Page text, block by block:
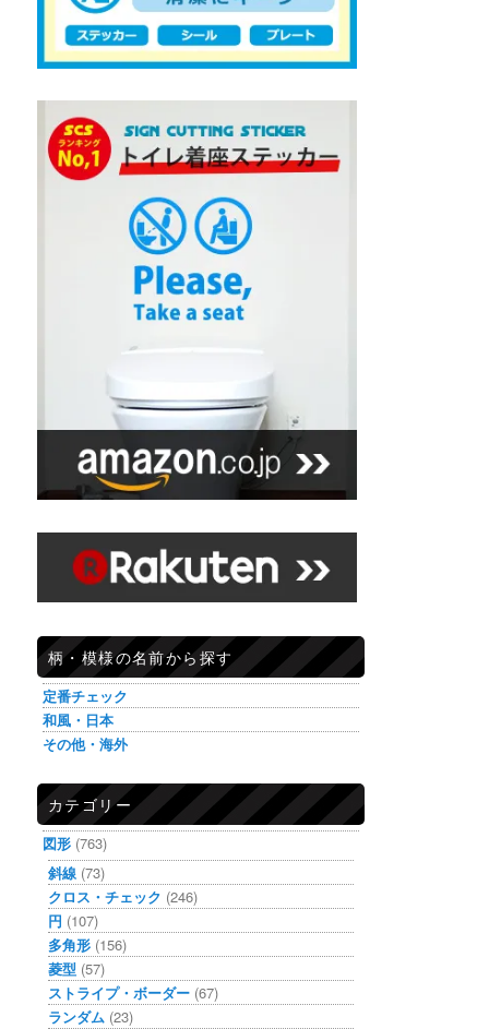
柄・模様の名前から探す
定番チェック
和風・日本
その他・海外
カテゴリー
図形 (763)
斜線 (73)
クロス・チェック (246)
円 (107)
多角形 (156)
菱型 (57)
ストライプ・ボーダー (67)
ランダム (23)